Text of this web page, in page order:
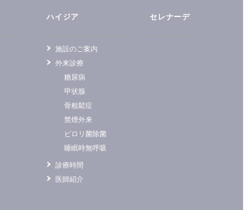
ハイジア
施設のご案内
外来診療
糖尿病
甲状腺
骨粗鬆症
禁煙外来
ピロリ菌除菌
睡眠時無呼吸
診療時間
医師紹介
セレナーデ